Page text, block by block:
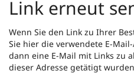
Link erneut
Wenn Sie den Link zu Ihrer
Sie hier die verwendete E-
dann eine E-Mail mit Links zu
dieser Adresse getätigt